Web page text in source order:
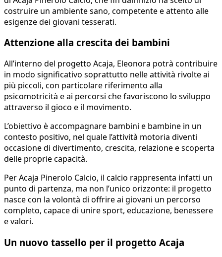
costruire un ambiente sano, competente e attento alle
esigenze dei giovani tesserati.
Attenzione alla crescita dei bambini
All’interno del progetto Acaja, Eleonora potrà contribuire
in modo significativo soprattutto nelle attività rivolte ai
più piccoli, con particolare riferimento alla
psicomotricità e ai percorsi che favoriscono lo sviluppo
attraverso il gioco e il movimento.
L’obiettivo è accompagnare bambini e bambine in un
contesto positivo, nel quale l’attività motoria diventi
occasione di divertimento, crescita, relazione e scoperta
delle proprie capacità.
Per Acaja Pinerolo Calcio, il calcio rappresenta infatti un
punto di partenza, ma non l’unico orizzonte: il progetto
nasce con la volontà di offrire ai giovani un percorso
completo, capace di unire sport, educazione, benessere
e valori.
Un nuovo tassello per il progetto Acaja